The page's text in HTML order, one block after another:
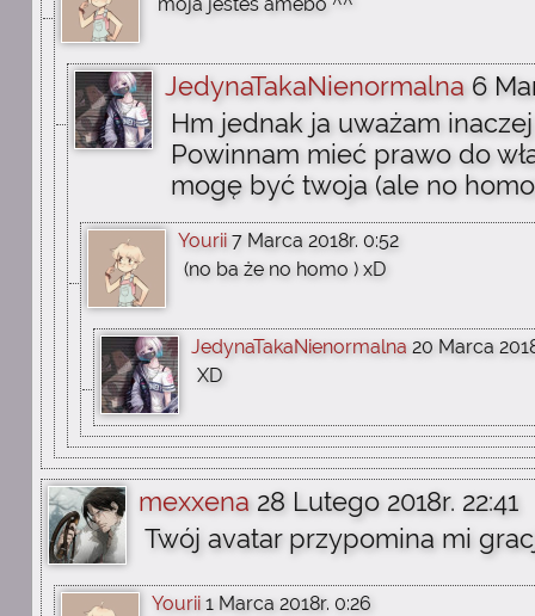
JedynaTakaNienormalna 6
Hm jednak ja uważam
Powinnam mieć prawo do
mogę być twoja (ale no
Yourii 7 Marca 2018r. 0:52
(no ba że no homo ) xD
JedynaTakaNienormalna 20 Marca
XD
mexxena 28 Lutego 2018r. 22:41
Twój avatar przypomina mi
Yourii 1 Marca 2018r. 0:26